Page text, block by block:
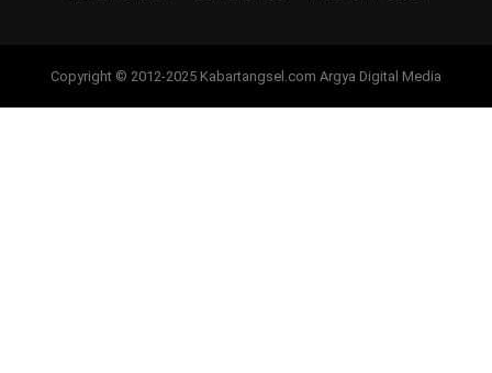
Copyright © 2012-2025 Kabartangsel.com Argya Digital Media